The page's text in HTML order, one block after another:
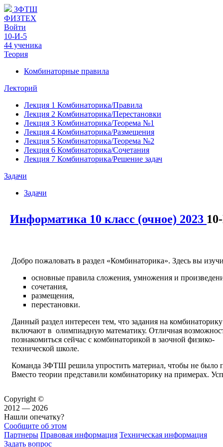
ЗФТШ
ФИЗТЕХ
Войти
10-И-5
44 ученика
Теория
Комбинаторные правила
Лекторий
Лекция 1 Комбинаторика/Правила
Лекция 2 Комбинаторика/Перестановки
Лекция 3 Комбинаторика/Теорема №1
Лекция 4 Комбинаторика/Размещения
Лекция 5 Комбинаторика/Теорема №2
Лекция 6 Комбинаторика/Сочетания
Лекция 7 Комбинаторика/Решение задач
Задачи
Задачи
Информатика 10 класс (очное) 2023
Добро пожаловать в раздел «Комбинаторика». Здесь вы
основные правила сложения, умножения и
сочетания,
размещения,
перестановки.
Данный раздел интересен тем, что задания на комбинаторику
включают в олимпиадную математику. Отличная
познакомиться сейчас с комбинаторикой в заочной физико-
технической школе.
Команда ЗФТШ решила упростить материал, чтобы не было
Вместо теории представили комбинаторику на примерах.
Copyright ©
2012 — 2026
Нашли опечатку?
Сообщите об этом
Партнеры Правовая информация Техническая информация
Задать вопрос